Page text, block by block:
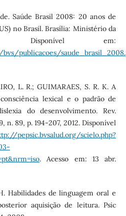
Saúde Brasil 2008: 20 anos de
no Brasil. Brasília: Ministério da
Disponível em:
bvs/publicacoes/
L. R.; GUIMARAES, S. R. K. A
lexical e o padrão de
do desenvolvimento. Rev.
n. 89, p. 194-207, 2012. Disponível
pepsic.bvsalud.org/scielo.php?
. Acesso em: 13 abr.
Habilidades de linguagem oral e
aquisição de leitura. Psic